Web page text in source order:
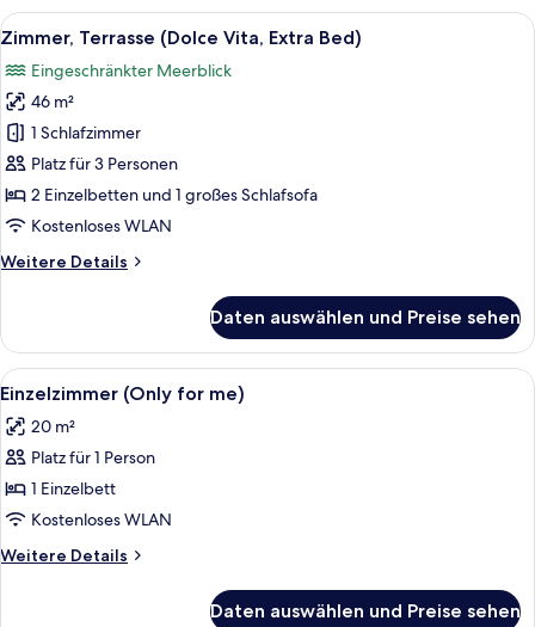
(Dolce
Vita)
Alle
Fotos
für
Zimmer,
Terrasse
(Dolce
Vita,
Extra
anzeigen
Ein modernes Hotelzimmer mit zwei
11
Zimmer, Terrasse (Dolce Vita, Extra Bed)
Eingeschränkter Meerblick
46 m²
1 Schlafzimmer
Platz für 3 Personen
2 Einzelbetten und 1 großes Schlafsofa
Kostenloses WLAN
Weitere Details
Weitere
Terrasse
(Dolce
Vita,
Bed)
Daten auswählen und Preise sehen
Alle
Fotos
für
Einzelzimmer
(Only
for
me)
anzeigen
Ein modernes Hotelzimmer mit
8
Einzelzimmer (Only for me)
20 m²
Platz für 1 Person
1 Einzelbett
Kostenloses WLAN
Weitere Details
Weitere
Daten auswählen und Preise sehen